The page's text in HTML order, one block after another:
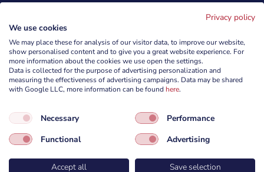
 info@cyberforces.com
 +48 505 372 810

ul. Petuniowa 9/5,
53-238 Wrocław,
Privacy policy
We use cookies
We may place these for analysis of our visitor data, to improve our website,
show personalised content and to give you a great website experience. For
more information about the cookies we use open the settings.
Data is collected for the purpose of advertising personalization and
measuring the effectiveness of advertising campaigns. Data may be shared
with Google LLC, more information can be found here.
Necessary
Performance
Functional
Advertising
Accept all Save selection